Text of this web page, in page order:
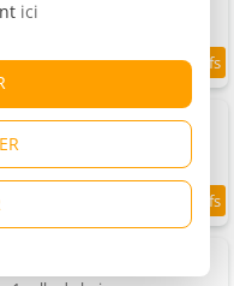
1 salle de bains
1 salle de bains
ici